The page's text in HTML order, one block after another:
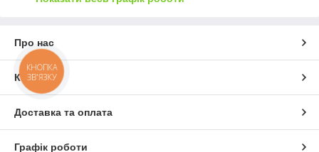
Про нас
Контакти
Доставка та оплата
Графік роботи
КНОПКА
ЗВ'ЯЗКУ